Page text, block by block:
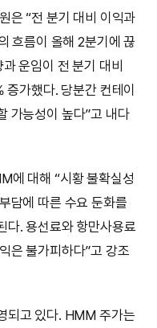
은 “전 분기 대비 이익과
흐름이 올해 2분기에 끊
운임이 전 분기 대비
가했다. 당분간 컨테이
가능성이 높다”고 내다
에 대해 “시황 불확실성
담에 따른 수요 둔화를
다. 용선료와 항만사용료
은 불가피하다”고 강조
되고 있다. HMM 주가는